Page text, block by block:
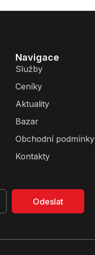
Navigace
Služby
Ceníky
Aktuality
Bazar
Obchodní podmínky
Kontakty
Odeslat